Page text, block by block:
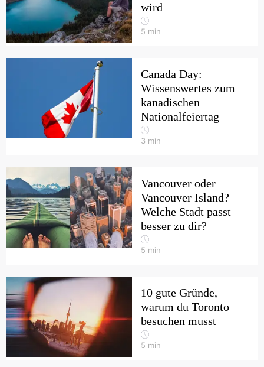
wird
5 min
Canada Day:
Wissenswertes zum
kanadischen
Nationalfeiertag
3 min
Vancouver oder
Vancouver Island?
Welche Stadt passt
besser zu dir?
5 min
10 gute Gründe,
warum du Toronto
besuchen musst
5 min